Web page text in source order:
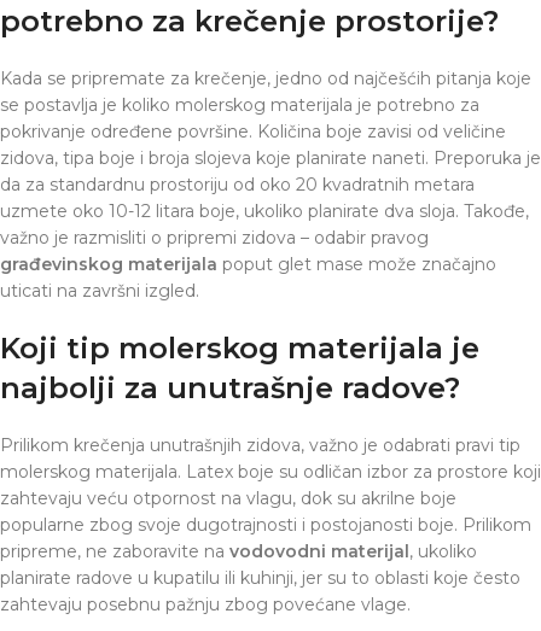
potrebno za krečenje prostorije?
Kada se pripremate za krečenje, jedno od najčešćih pitanja koje
se postavlja je koliko molerskog materijala je potrebno za
pokrivanje određene površine. Količina boje zavisi od veličine
zidova, tipa boje i broja slojeva koje planirate naneti. Preporuka je
da za standardnu prostoriju od oko 20 kvadratnih metara
uzmete oko 10-12 litara boje, ukoliko planirate dva sloja. Takođe,
važno je razmisliti o pripremi zidova – odabir pravog
građevinskog materijala poput glet mase može značajno
uticati na završni izgled.
Koji tip molerskog materijala je
najbolji za unutrašnje radove?
Prilikom krečenja unutrašnjih zidova, važno je odabrati pravi tip
molerskog materijala. Latex boje su odličan izbor za prostore koji
zahtevaju veću otpornost na vlagu, dok su akrilne boje
popularne zbog svoje dugotrajnosti i postojanosti boje. Prilikom
pripreme, ne zaboravite na vodovodni materijal, ukoliko
planirate radove u kupatilu ili kuhinji, jer su to oblasti koje često
zahtevaju posebnu pažnju zbog povećane vlage.